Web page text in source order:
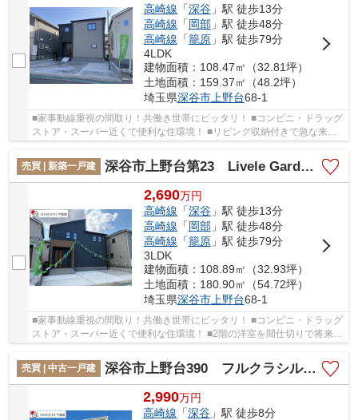
高崎線 「深谷」駅 徒歩13分
高崎線 「岡部」駅 徒歩48分
高崎線 「籠原」駅 徒歩79分
4LDK
建物面積：108.47㎡（32.81坪）
土地面積：159.37㎡（48.2坪）
埼玉県深谷市上野台68-1
■家事動線重視の間取り！共働き世帯にピッタリ！ ■コンビニ・ドラッグ
ストア・スーパー近くで便利な住環境！ ■リビング収納付きで急な来客
売買 | 新築一戸建
深谷市上野台第23 Livele Garden.s 新築戸建 全4棟 2号棟
2,690万円
高崎線 「深谷」駅 徒歩13分
高崎線 「岡部」駅 徒歩48分
高崎線 「籠原」駅 徒歩79分
3LDK
建物面積：108.89㎡（32.93坪）
土地面積：180.90㎡（54.72坪）
埼玉県深谷市上野台68-1
■家事動線重視の間取り！共働き世帯にピッタリ！ ■コンビニ・ドラッグ
ストア・スーパー近くで便利な住環境！ ■2階の洋室を間仕切りで将来的
売買 | 中古一戸建
深谷市上野台390 フルクラシル 未入居戸建 B号棟
2,990万円
高崎線 「深谷 」駅 徒歩8分